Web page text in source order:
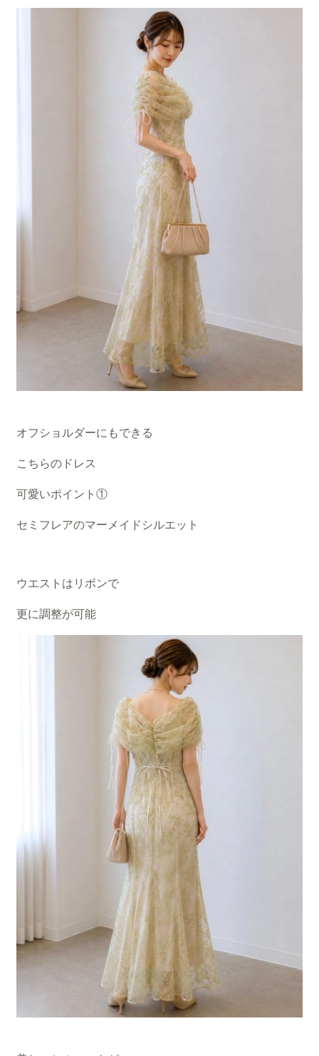
オフショルダーにもできる
こちらのドレス
可愛いポイント①
セミフレアのマーメイドシルエット
ウエストはリボンで
更に調整が可能